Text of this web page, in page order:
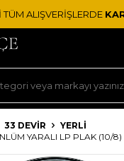
ALIŞVERİŞLERDE
33 DEVIR
YERLI
YARALI LP PLAK (10/